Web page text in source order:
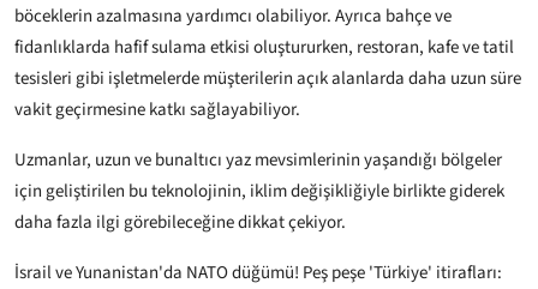
böceklerin azalmasına yardımcı olabiliyor. Ayrıca bahçe ve
fidanlıklarda hafif sulama etkisi oluştururken, restoran, kafe ve tatil
tesisleri gibi işletmelerde müşterilerin açık alanlarda daha uzun süre
vakit geçirmesine katkı sağlayabiliyor.
Uzmanlar, uzun ve bunaltıcı yaz mevsimlerinin yaşandığı bölgeler
için geliştirilen bu teknolojinin, iklim değişikliğiyle birlikte giderek
daha fazla ilgi görebileceğine dikkat çekiyor.
İsrail ve Yunanistan'da NATO düğümü! Peş peşe 'Türkiye' itirafları: